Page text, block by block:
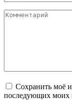
Комментарий
Сохранить моё
последующих моих